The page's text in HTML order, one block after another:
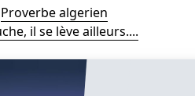
Proverbe algerien
il se lève ailleurs....